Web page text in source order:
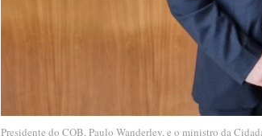
Presidente do COB, Paulo Wanderley, e o ministro da